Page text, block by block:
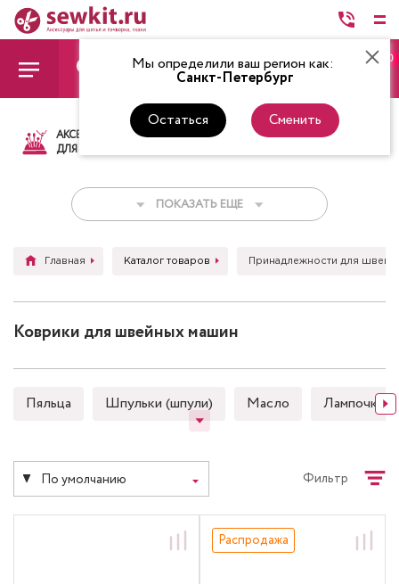
Мы определили ваш регион как:
Санкт-Петербург
Остаться Сменить
0
АКСЕССУАРЫ
ДЛЯ ШИТЬЯ
ТКАНИ НИТКИ
ПОКАЗАТЬ ЕЩЕ
Главная Каталог товаров Принадлежности для
Коврики для швейных машин
Пяльца Шпульки (шпули) Масло Лампочки
По умолчанию Фильтр
Распродажа